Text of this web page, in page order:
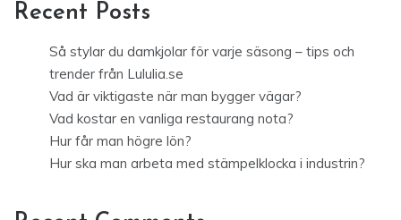
Recent Posts
Så stylar du damkjolar för varje säsong – tips och
trender från Lululia.se
Vad är viktigaste när man bygger vägar?
Vad kostar en vanliga restaurang nota?
Hur får man högre lön?
Hur ska man arbeta med stämpelklocka i industrin?